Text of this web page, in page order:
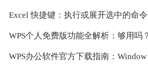
Excel 快捷键：执行或展开选中的命令
WPS办公软件官方下载指南：Window